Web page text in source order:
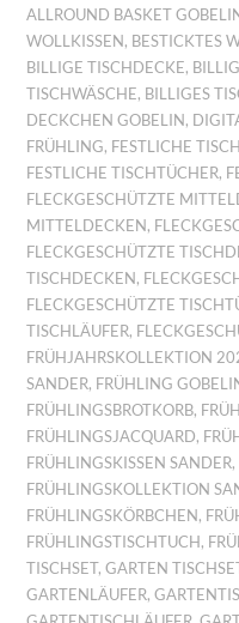
ALLROUND BASKET
WOLLKISSEN , BESTICKTES
BILLIGE TISCHDECKE,
TISCHWÄSCHE, BILLIGES
DECKCHEN GOBELIN ,
FRÜHLING, FESTLICHE
FESTLICHE TISCHTÜCHER,
FLECKGESCHÜTZTE
MITTELDECKEN ,
FLECKGESCHÜTZTE
TISCHDECKEN ,
FLECKGESCHÜTZTE
TISCHLÄUFER,
FRÜHJAHRSKOLLEKTION
SANDER, FRÜHLING
FRÜHLINGSBROTKORB,
FRÜHLINGSJACQUARD,
FRÜHLINGSKISSEN SANDER,
FRÜHLINGSKOLLEKTION
FRÜHLINGSKÖRBCHEN ,
FRÜHLINGSTISCHTUCH ,
TISCHSET,GARTEN
GARTENLÄUFER,